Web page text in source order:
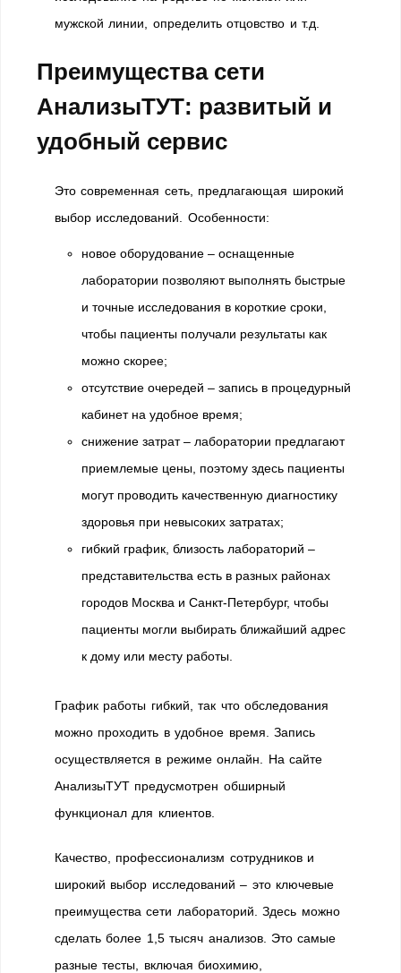
мужской линии, определить отцовство и т.д.
Преимущества сети
АнализыТУТ: развитый и
удобный сервис
Это современная сеть, предлагающая широкий
выбор исследований. Особенности:
новое оборудование – оснащенные
лаборатории позволяют выполнять быстрые
и точные исследования в короткие сроки,
чтобы пациенты получали результаты как
можно скорее;
отсутствие очередей – запись в процедурный
кабинет на удобное время;
снижение затрат – лаборатории предлагают
приемлемые цены, поэтому здесь пациенты
могут проводить качественную диагностику
здоровья при невысоких затратах;
гибкий график, близость лабораторий –
представительства есть в разных районах
городов Москва и Санкт-Петербург, чтобы
пациенты могли выбирать ближайший адрес
к дому или месту работы.
График работы гибкий, так что обследования
можно проходить в удобное время. Запись
осуществляется в режиме онлайн. На сайте
АнализыТУТ предусмотрен обширный
функционал для клиентов.
Качество, профессионализм сотрудников и
широкий выбор исследований – это ключевые
преимущества сети лабораторий. Здесь можно
сделать более 1,5 тысяч анализов. Это самые
разные тесты, включая биохимию,